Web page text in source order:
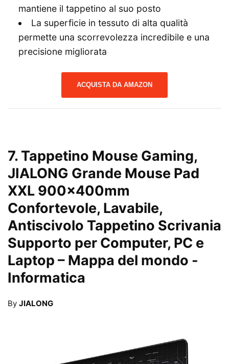
mantiene il tappetino al suo posto
La superficie in tessuto di alta qualità
permette una scorrevolezza incredibile e una
precisione migliorata
ACQUISTA DA AMAZON
7. Tappetino Mouse Gaming,
JIALONG Grande Mouse Pad
XXL 900x400mm
Confortevole, Lavabile,
Antiscivolo Tappetino Scrivania
Supporto per Computer, PC e
Laptop – Mappa del mondo -
Informatica
By JIALONG